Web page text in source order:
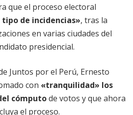
que el proceso electoral
de incidencias», tras la
en varias ciudades del
presidencial.
Juntos por el Perú, Ernesto
con «tranquilidad» los
cómputode votos y que ahora
el proceso.